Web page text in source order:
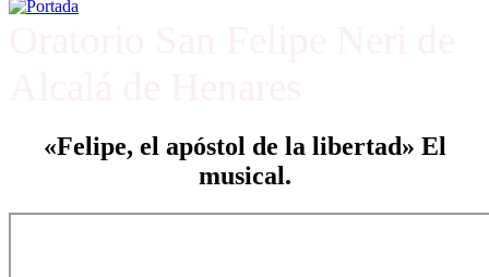
«Felipe, el apóstol de la libertad» El
musical.